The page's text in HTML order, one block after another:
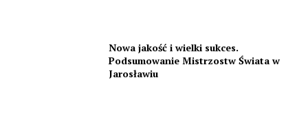
Nowa jakość i wielki sukces.
Podsumowanie Mistrzostw Świata w
Jarosławiu